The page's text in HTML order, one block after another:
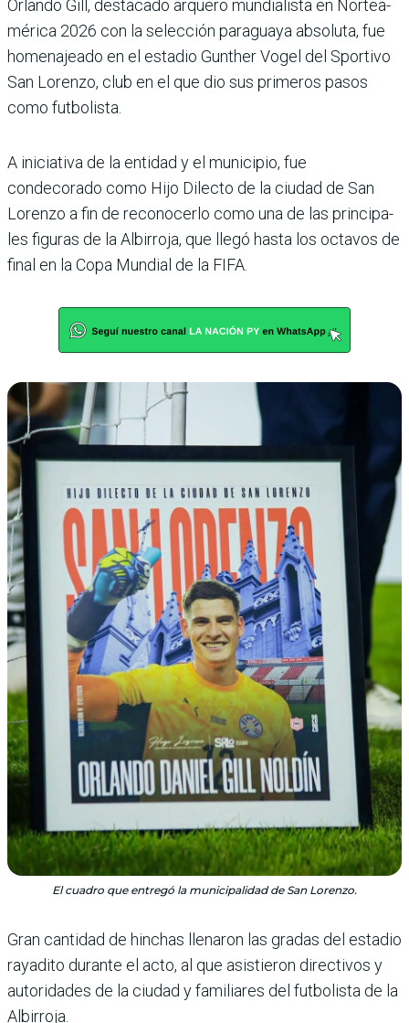
Orlando Gill, desta­cado arquero mun­dialista en Nortea­
mérica 2026 con la selección paraguaya absoluta, fue
homenajeado en el estadio Gunther Vogel del Sportivo
San Lorenzo, club en el que dio sus primeros pasos
como futbolista.
A iniciativa de la entidad y el municipio, fue
condecorado como Hijo Dilecto de la ciudad de San
Lorenzo a fin de recono­cerlo como una de las principa­
les figuras de la Albirroja, que llegó hasta los octavos de
final en la Copa Mundial de la FIFA.
El cuadro que entregó la municipalidad de San Lorenzo.
Gran cantidad de hinchas lle­naron las gradas del estadio
rayadito durante el acto, al que asistieron directivos y
autori­dades de la ciudad y familiares del futbolista de la
Albirroja.